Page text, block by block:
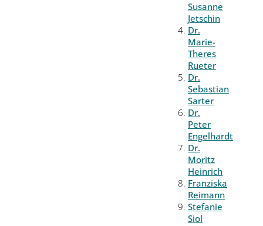
Susanne
Jetschin
Dr.
Marie-
Theres
Rueter
Dr.
Sebastian
Sarter
Dr.
Peter
Engelhardt
Dr.
Moritz
Heinrich
Franziska
Reimann
Stefanie
Siol